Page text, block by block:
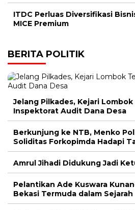
ITDC Perluas Diversifikasi
MICE Premium
BERITA POLITIK
Jelang Pilkades, Kejari
Inspektorat Audit Dana Desa
Berkunjung ke NTB, Menko
Soliditas Forkopimda Hadapi
Amrul Jihadi Didukung Jadi
Pelantikan Ade Kuswara
Bekasi Termuda dalam Sejarah